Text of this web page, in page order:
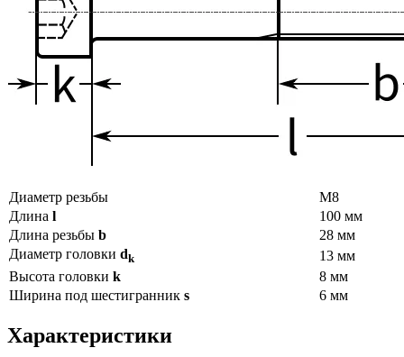
Диаметр резьбы
М8
Длина l
100 мм
Длина резьбы b
28 мм
Диаметр головки dk
13 мм
Высота головки k
8 мм
Ширина под шестигранник s 6 мм
Характеристики